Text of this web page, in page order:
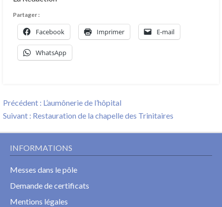
Partager :
Facebook Imprimer E-mail
WhatsApp
Navigation
de
l’article
Précédent : Previous
post:
L’aumônerie de l’hôpital
Suivant : Next
Restauration de la chapelle des Trinitaires
INFORMATIONS
Messes dans le pôle
Demande de certificats
Mentions légales